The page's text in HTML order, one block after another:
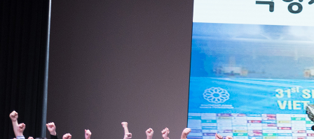
학교 CI
교직원현황
학생현황
위치/전화
전경사진